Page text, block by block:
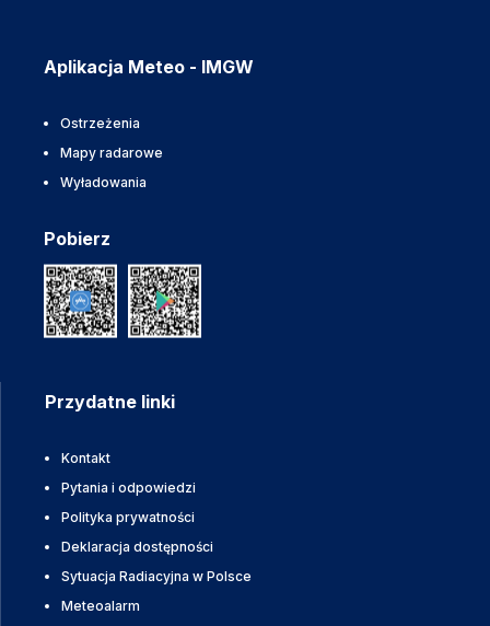
Aplikacja Meteo - IMGW
Ostrzeżenia
Mapy radarowe
Wyładowania
Pobierz
Przydatne linki
Kontakt
Pytania i odpowiedzi
Polityka prywatności
Deklaracja dostępności
Sytuacja Radiacyjna w Polsce
Meteoalarm